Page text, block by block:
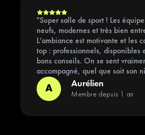
"Super salle de sport ! Les
neufs, modernes et très bien
L’ambiance est motivante et les
top : professionnels, disponibles
bons conseils. On se sent
accompagné, quel que soit son
A
Aurélien
Membre depuis 1 an